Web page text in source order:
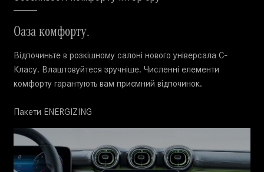
Оаза комфорту.
Відпочиньте в розкішному салоні нового універсала C-
Класу. Влаштовуйтеся зручніше. Численні елементи
комфорту гарантують вам приємний відпочинок.
Пакети ENERGIZING